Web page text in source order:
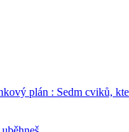
plán : Sedm cviků,